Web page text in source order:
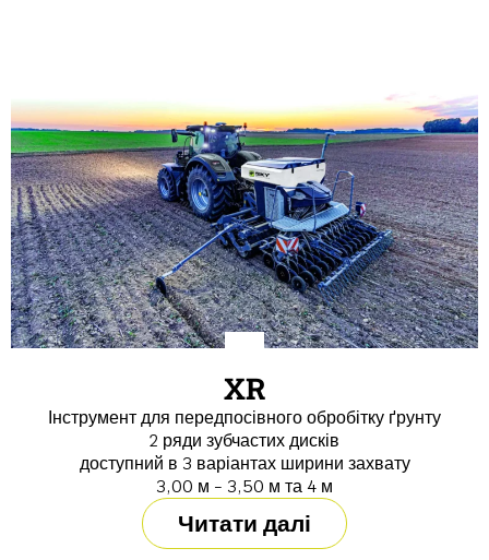
XR
Інструмент для передпосівного обробітку ґрунту
2 ряди зубчастих дисків
доступний в 3 варіантах ширини захвату
3,00 м - 3,50 м та 4 м
Читати далі